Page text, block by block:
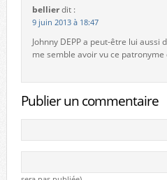
bellierdit :
9 juin 2013 à 18:47
Johnny DEPP a peut-être lui aussi
me semble avoir vu ce patronyme
Publier un commentaire